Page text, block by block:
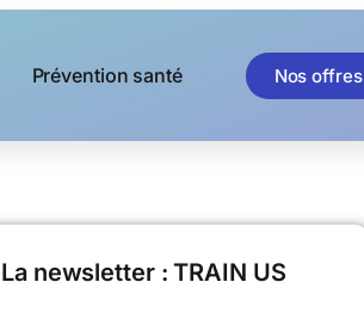
Prévention santé Nos offres
La newsletter : TRAIN US​